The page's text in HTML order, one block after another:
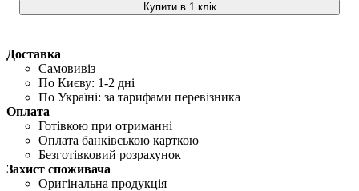
Купити в 1 клік
Доставка
Самовивіз
По Києву: 1-2 дні
По Україні: за тарифами перевізника
Оплата
Готівкою при отриманні
Оплата банківською карткою
Безготівковий розрахунок
Захист споживача
Оригінальна продукція